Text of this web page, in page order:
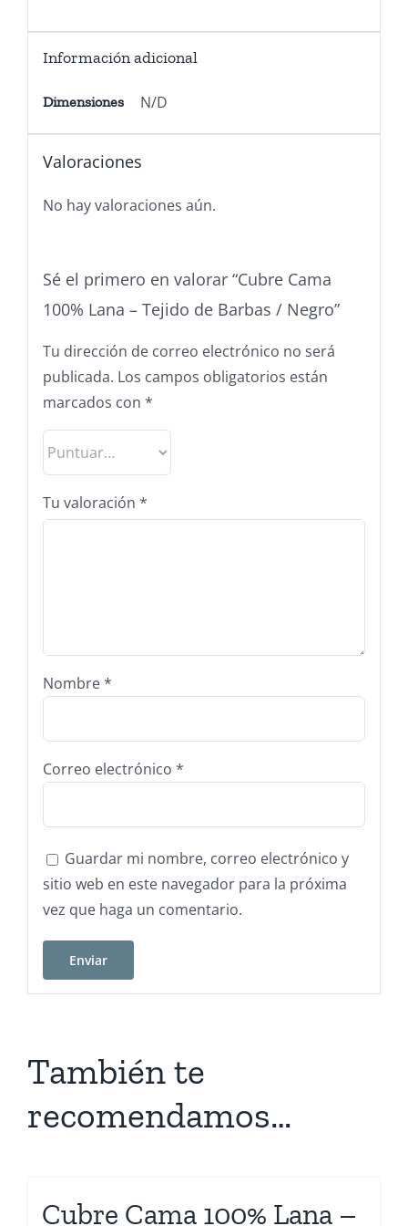
Información adicional
Dimensiones N/D
Valoraciones
No hay valoraciones aún.
Sé el primero en valorar “Cubre Cama
100% Lana – Tejido de Barbas / Negro”
Tu dirección de correo electrónico no será
publicada. Los campos obligatorios están
marcados con *
Tu valoración *
Nombre*
Correo electrónico *
Guardar mi nombre, correo electrónico y
sitio web en este navegador para la próxima
vez que haga un comentario.
También te
recomendamos…
Cubre Cama 100% Lana –